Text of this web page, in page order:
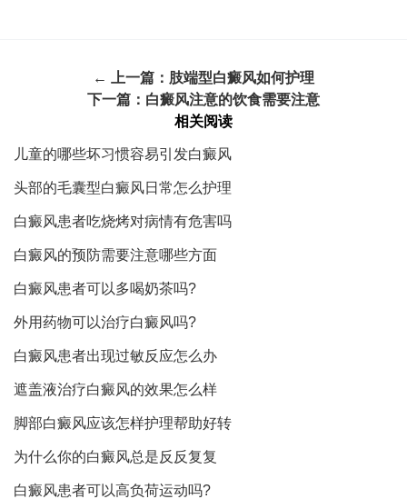
← 上一篇： 肢端型白癜风如何护理
下一篇： 白癜风注意的饮食需要注意
相关阅读
儿童的哪些坏习惯容易引发白癜风
头部的毛囊型白癜风日常怎么护理
白癜风患者吃烧烤对病情有危害吗
白癜风的预防需要注意哪些方面
白癜风患者可以多喝奶茶吗?
外用药物可以治疗白癜风吗?
白癜风患者出现过敏反应怎么办
遮盖液治疗白癜风的效果怎么样
脚部白癜风应该怎样护理帮助好转
为什么你的白癜风总是反反复复
白癜风患者可以高负荷运动吗?